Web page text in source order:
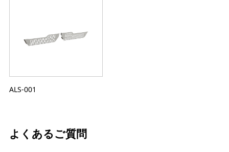
ALS-001
よくあるご質問